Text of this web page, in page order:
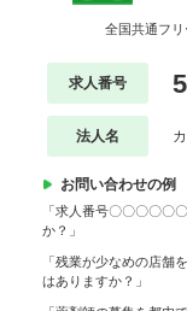
全国共通フ
求人番号
法人名
お問い合わせの例
「求人番号〇〇〇〇〇
か？」
「残業が少なめの店舗
はありますか？」